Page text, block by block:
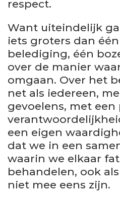
respect.
Want uiteindelijk
iets groters dan
belediging, één
over de manier
omgaan. Over het
net als iedereen,
gevoelens, met een
een eigen
dat we in een
waarin we elkaar
behandelen, ook
niet mee eens zijn.